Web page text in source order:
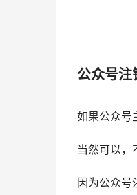
公众号注
如果公众号
当然可以，
因为公众号